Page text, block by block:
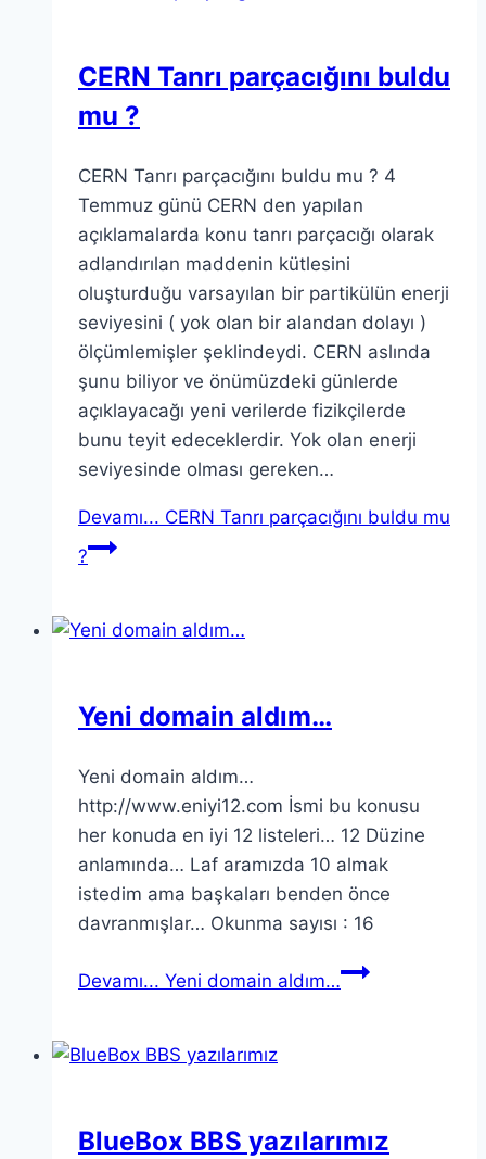
CERN Tanrı parçacığını buldu
mu ?
CERN Tanrı parçacığını buldu mu ? 4
Temmuz günü CERN den yapılan
açıklamalarda konu tanrı parçacığı olarak
adlandırılan maddenin kütlesini
oluşturduğu varsayılan bir partikülün enerji
seviyesini ( yok olan bir alandan dolayı )
ölçümlemişler şeklindeydi. CERN aslında
şunu biliyor ve önümüzdeki günlerde
açıklayacağı yeni verilerde fizikçilerde
bunu teyit edeceklerdir. Yok olan enerji
seviyesinde olması gereken…
Devamı... CERN Tanrı parçacığını buldu mu
?
Yeni domain aldım…
Yeni domain aldım…
http://www.eniyi12.com İsmi bu konusu
her konuda en iyi 12 listeleri… 12 Düzine
anlamında… Laf aramızda 10 almak
istedim ama başkaları benden önce
davranmışlar… Okunma sayısı : 16
Devamı... Yeni domain aldım…
BlueBox BBS yazılarımız